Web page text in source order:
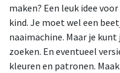
maken? Een leuk idee
kind. Je moet wel een
naaimachine. Maar je
zoeken. En eventueel
kleuren en patronen.